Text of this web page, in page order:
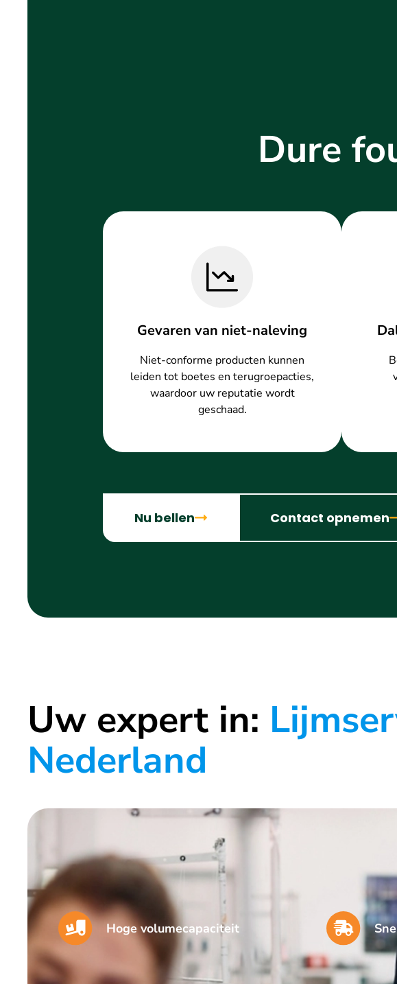
Dure
Gevaren van niet-naleving
Niet-conforme producten kunnen
leiden tot boetes en terugroepacties,
waardoor uw reputatie wordt
geschaad.
Nu bellen Contact opnemen
Uw expert in:
Nederland
Hoge volumecapaciteit